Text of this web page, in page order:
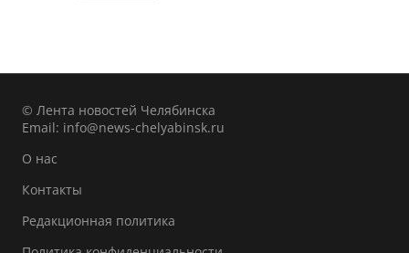
© Лента новостей Челябинска
Email: info@news-chelyabinsk.ru
О нас
Контакты
Редакционная политика